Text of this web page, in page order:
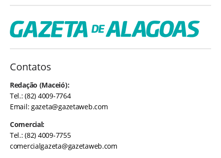
Contatos
Redação (Maceió):
Tel.: (82) 4009-7764
Email:gazeta@gazetaweb.com
Comercial:
Tel.: (82) 4009-7755
comercialgazeta@gazetaweb.com